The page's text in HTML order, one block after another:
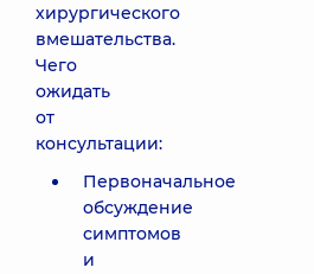
хирургического
вмешательства.
Чего
ожидать
от
консультации:
Первоначальное
обсуждение
симптомов
и